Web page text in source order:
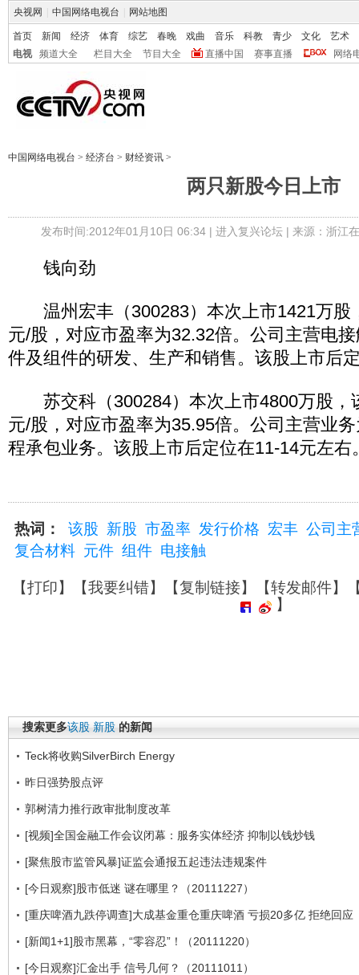
央视网 中国网络电视台 网站地图
首页 新闻 经济 体育 综艺 春晚 戏曲 音乐 科教 青少 文化
艺术
电视
频道大全 栏目大全 节目大全 直播中国 赛事直播 网络
中国网络电视台 > 经济台 > 财经资讯 >
两只新股今日上市
发布时间:2012年01月10日 06:34 | 进入复兴论坛 | 来源：浙江
钱向劲
温州宏丰（300283）本次上市1421万股
元/股，对应市盈率为32.32倍。公司主营电
件及组件的研发、生产和销售。该股上市后
苏交科（300284）本次上市4800万股，
元/股，对应市盈率为35.95倍。公司主营业
程承包业务。该股上市后定位在11-14元左右
热词： 该股 新股 市盈率 发行价格 宏丰 公司主
复合材料 元件 组件 电接触
【打印】【我要纠错】【复制链接】【转发邮件】
】
搜索更多该股 新股 的新闻
Teck将收购SilverBirch Energy
昨日强势股点评
郭树清力推行政审批制度改革
[视频]全国金融工作会议闭幕：服务实体经济 抑制以钱炒钱
[聚焦股市监管风暴]证监会通报五起违法违规案件
[今日观察]股市低迷 谜在哪里？（20111227）
[重庆啤酒九跌停调查]大成基金重仓重庆啤酒 亏损20多亿 拒绝回应
[新闻1+1]股市黑幕，“零容忍”！（20111220）
[今日观察]汇金出手 信号几何？（20111011）